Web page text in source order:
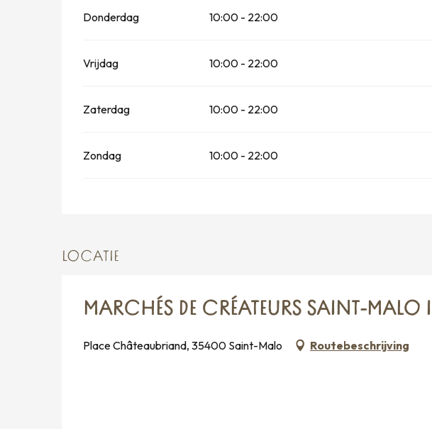
Donderdag 10:00 - 22:00
Vrijdag 10:00 - 22:00
Zaterdag 10:00 - 22:00
Zondag 10:00 - 22:00
LOCATIE
MARCHÉS DE CRÉATEURS SAINT-
Place Châteaubriand, 35400 Saint-Malo Routebeschrijving